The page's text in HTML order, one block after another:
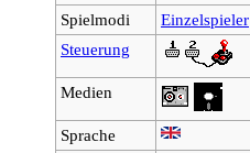
Spielmodi
Einzelspieler
Steuerung
Medien
Sprache